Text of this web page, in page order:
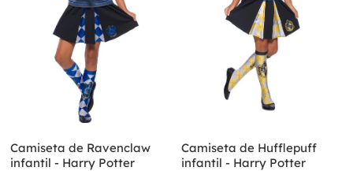
Camiseta de Ravenclaw
infantil - Harry Potter
Camiseta de Hufflepuff
infantil - Harry Potter